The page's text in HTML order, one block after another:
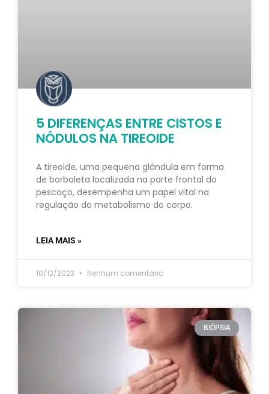
5 DIFERENÇAS ENTRE CISTOS E
NÓDULOS NA TIREOIDE
A tireoide, uma pequena glândula em forma
de borboleta localizada na parte frontal do
pescoço, desempenha um papel vital na
regulação do metabolismo do corpo.
LEIA MAIS »
10/12/2023 Nenhum comentário
BIÓPSIA